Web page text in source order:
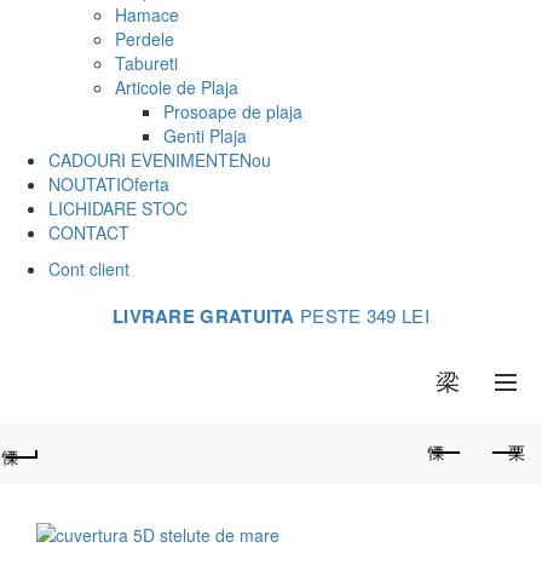
Hamace
Perdele
Tabureti
Articole de Plaja
Prosoape de plaja
Genti Plaja
CADOURI EVENIMENTENou
NOUTATIOferta
LICHIDARE STOC
CONTACT
Cont client
LIVRARE GRATUITA PESTE 349 LEI